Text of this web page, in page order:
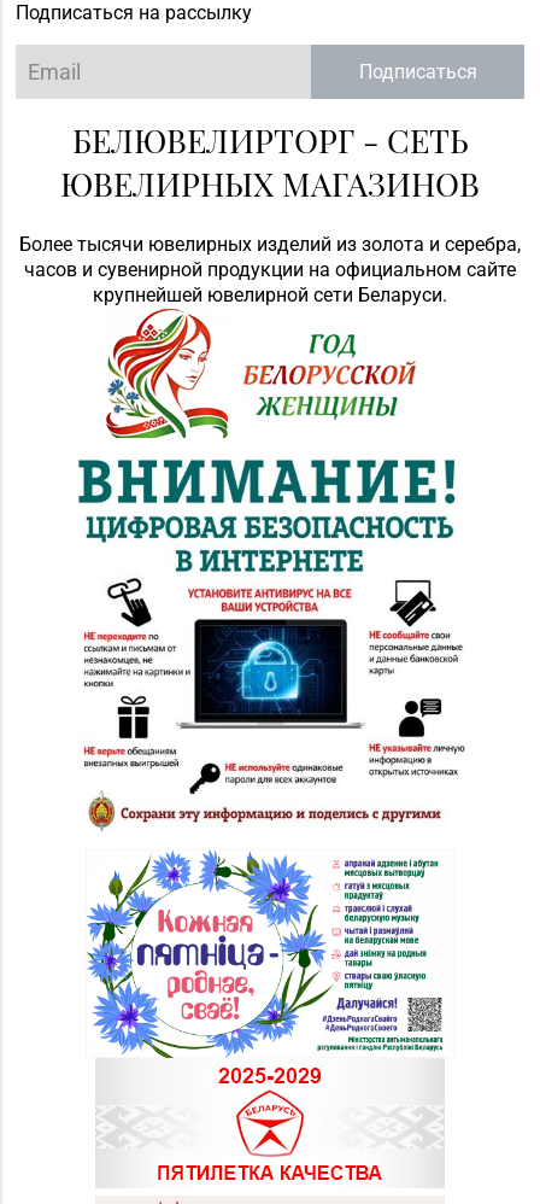
Подписаться на рассылку
Подписаться
БЕЛЮВЕЛИРТОРГ - СЕТЬ
ЮВЕЛИРНЫХ МАГАЗИНОВ
Более тысячи ювелирных изделий из золота и серебра,
часов и сувенирной продукции на официальном сайте
крупнейшей ювелирной сети Беларуси.